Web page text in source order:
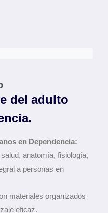
del adulto
en Dependencia:
anatomía, fisiología,
a personas en
materiales organizados
eficaz.